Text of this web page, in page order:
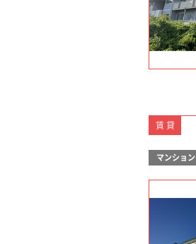
賃貸
マンション